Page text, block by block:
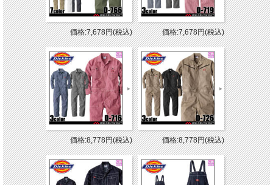
価格:7,678円(税込) 価格:7,678円(税込)
価格:8,778円(税込) 価格:8,778円(税込)